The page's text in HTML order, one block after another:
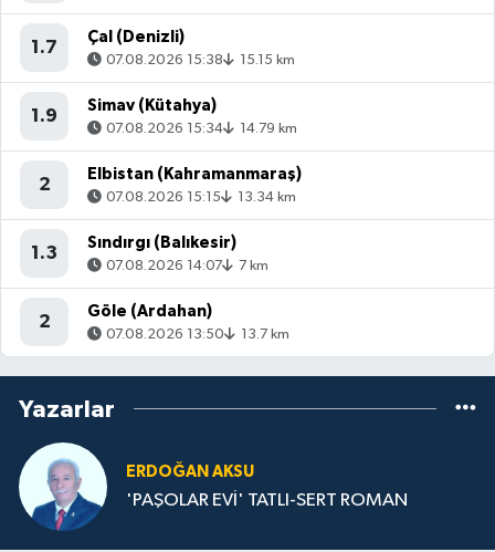
1.7
Çal (Denizli)
07.08.2026 15:38 15.15 km
1.9
Simav (Kütahya)
07.08.2026 15:34 14.79 km
2
Elbistan (Kahramanmaraş)
07.08.2026 15:15 13.34 km
1.3
Sındırgı (Balıkesir)
07.08.2026 14:07 7 km
2
Göle (Ardahan)
07.08.2026 13:50 13.7 km
Yazarlar
ERDOĞAN AKSU
'PAŞOLAR EVİ' TATLI-SERT ROMAN